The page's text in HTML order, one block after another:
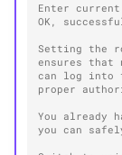
Enter
OK,
Setting the
ensures that
can log into
proper
You already
you can